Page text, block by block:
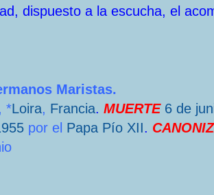
dispuesto a la escucha, el
Maristas.
, *Loira, Francia. MUERTE 6 de
por el Papa Pío XII.